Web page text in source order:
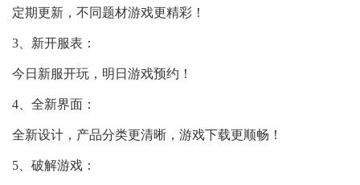
定期更新，不同题材游戏更精彩！
3、新开服表：
今日新服开玩，明日游戏预约！
4、全新界面：
全新设计，产品分类更清晰，游戏下载更顺畅！
5、破解游戏：